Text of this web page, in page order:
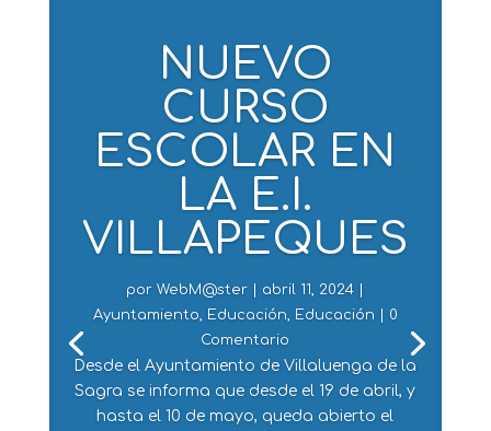
NUEVO
CURSO
ESCOLAR EN
LA E.I.
VILLAPEQUES
porWebM@ster | abril 11, 2024 |
Ayuntamiento
Educación Educación | 0
Comentario
Desde el Ayuntamiento de Villaluenga de la
Sagra se informa que desde el 19 de abril, y
hasta el 10 de mayo, queda abierto el